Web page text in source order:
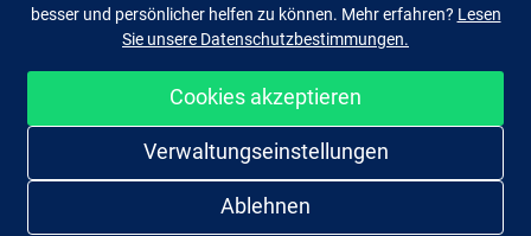
Small
Large
Facebook
Einfach und sicher shoppen
besser und persönlicher helfen zu können. Mehr erfahren? Lesen
Sie unsere Datenschutzbestimmungen.
Cookies akzeptieren
Verwaltungseinstellungen
Ablehnen